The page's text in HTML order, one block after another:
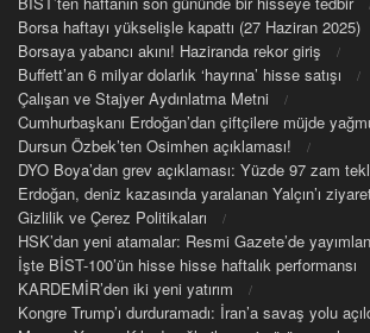
Borsa haftayı yükselişle kapattı (27 Haziran 2025)
Borsaya yabancı akını! Haziranda rekor giriş
Buffett’an 6 milyar dolarlık ‘hayrına’ hisse satışı
Çalışan ve Stajyer Aydınlatma Metni
Cumhurbaşkanı Erdoğan’dan çiftçilere müjde
Dursun Özbek’ten Osimhen açıklaması!
DYO Boya’dan grev açıklaması: Yüzde 97 zam
Erdoğan, deniz kazasında yaralanan Yalçın’ı
Gizlilik ve Çerez Politikaları
HSK’dan yeni atamalar: Resmi Gazete’de
İşte BİST-100’ün hisse hisse haftalık performansı
KARDEMİR’den iki yeni yatırım
Kongre Trump’ı durduramadı: İran’a savaş yolu